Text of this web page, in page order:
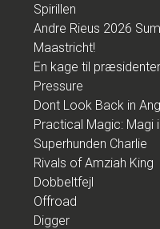
Spirillen
Andre Rieus 2026
Maastricht!
En kage til
Pressure
Dont Look Back in
Practical Magic: Magi
Superhunden Charlie
Rivals of Amziah King
Dobbeltfejl
Offroad
Digger